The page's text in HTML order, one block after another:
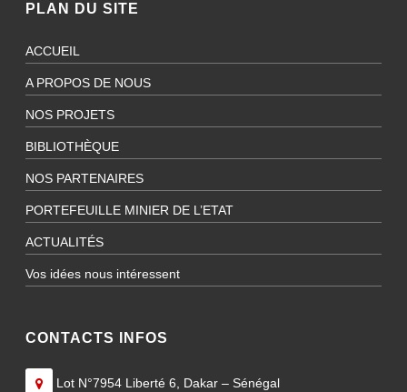
PLAN DU SITE
ACCUEIL
A PROPOS DE NOUS
NOS PROJETS
BIBLIOTHÈQUE
NOS PARTENAIRES
PORTEFEUILLE MINIER DE L’ETAT
ACTUALITÉS
Vos idées nous intéressent
CONTACTS INFOS
Lot N°7954 Liberté 6, Dakar – Sénégal